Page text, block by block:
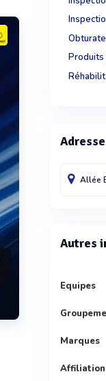
Produits
Allée
Autres
Equipes
Marques